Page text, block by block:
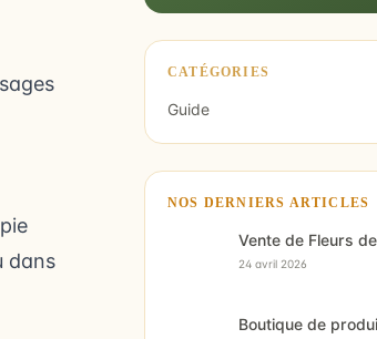
dans
CATÉGORIES
Guide
NOS DERNIERS ARTICLES
Vente de Fleurs
24 avril 2026
Boutique de